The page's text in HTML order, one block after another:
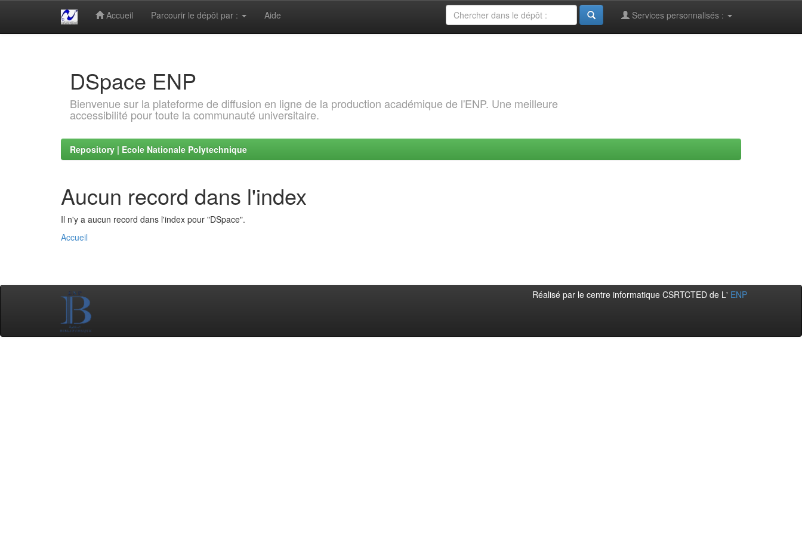
Accueil Parcourir le dépôt par : Aide Services personnalisés :
DSpace ENP
Bienvenue sur la plateforme de diffusion en ligne de la production académique de l'ENP. Une meilleure
accessibilité pour toute la communauté universitaire.
Repository | Ecole Nationale Polytechnique
Aucun record dans l'index
Il n'y a aucun record dans l'index pour "DSpace".
Accueil
Réalisé par le centre informatique CSRTCTED de L' ENP